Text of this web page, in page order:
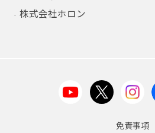
株式会社ホロン
免責事項